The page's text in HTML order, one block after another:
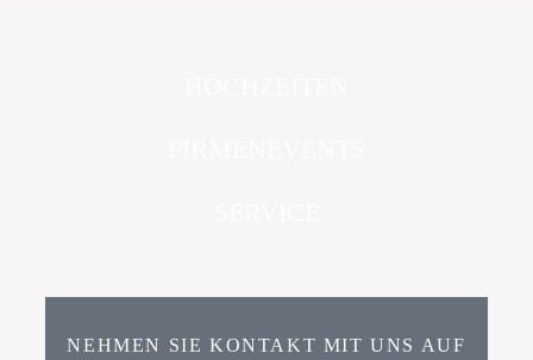
NEHMEN SIE KONTAKT MIT UNS AUF